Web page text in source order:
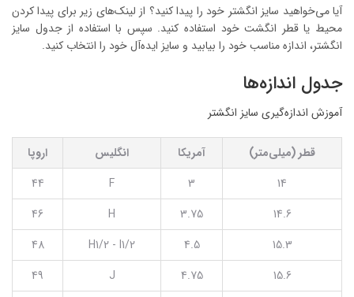
آیا می‌خواهید سایز انگشتر خود را پیدا کنید؟ از لینک‌های زیر برای پیدا کردن
محیط یا قطر انگشت خود استفاده کنید. سپس با استفاده از جدول سایز
انگشتر، اندازه مناسب خود را بیابید و سایز ایده‌آل خود را انتخاب کنید.
جدول اندازه‌ها
آموزش اندازه‌گیری سایز انگشتر
قطر (میلی‌متر) آمریکا انگلیس
اروپا
14
3
F
44
14.6
3.75
H
46
15.3
4.5
H1/2 - I1/2
48
15.6
4.75
J
49